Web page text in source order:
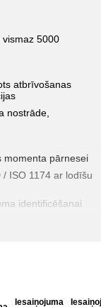
5000
atbrīvošanas
nostrāde,
momenta pārnesei
ISO 1174 ar lodīšu
identificēšanai
atbilstoši
Iesaiņojuma